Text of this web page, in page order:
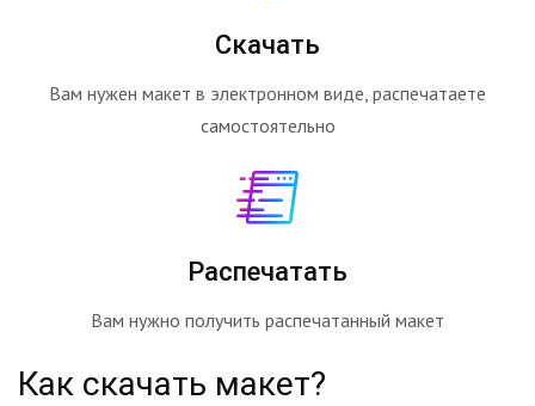
Скачать
Вам нужен макет в электронном виде, распечатаете
самостоятельно
Распечатать
Вам нужно получить распечатанный макет
Как скачать макет?